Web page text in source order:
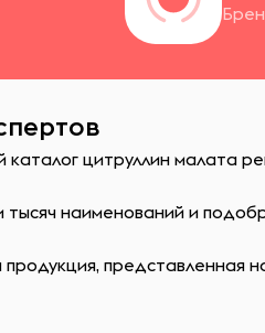
цитруллин малата
наименований и
представленная